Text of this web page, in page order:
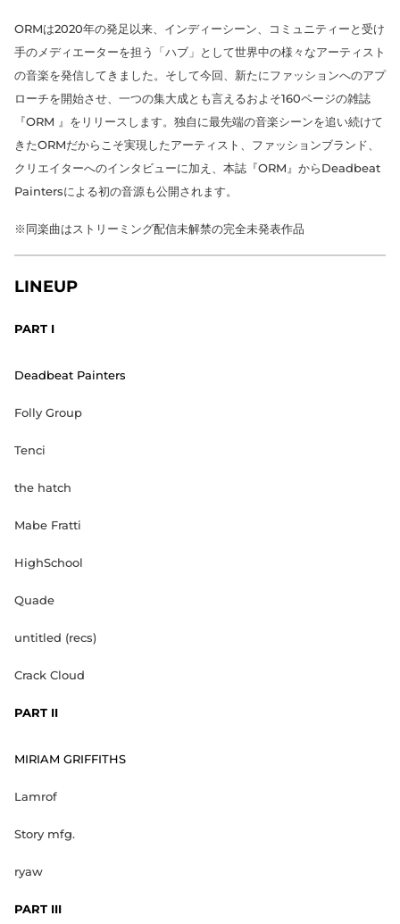
ORMは2020年の発足以来、インディーシーン、コミュニティーと受け
手のメディエーターを担う「ハブ」として世界中の様々なアーティスト
の音楽を発信してきました。そして今回、新たにファッションへのアプ
ローチを開始させ、一つの集大成とも言えるおよそ160ページの雑誌
『ORM 』をリリースします。独自に最先端の音楽シーンを追い続けて
きたORMだからこそ実現したアーティスト、ファッションブランド、
クリエイターへのインタビューに加え、本誌『ORM』からDeadbeat
Paintersによる初の音源も公開されます。
※同楽曲はストリーミング配信未解禁の完全未発表作品
LINEUP
PART I
Deadbeat Painters
Folly Group
Tenci
the hatch
Mabe Fratti
HighSchool
Quade
untitled (recs)
Crack Cloud
PART II
MIRIAM GRIFFITHS
Lamrof
Story mfg.
ryaw
PART III